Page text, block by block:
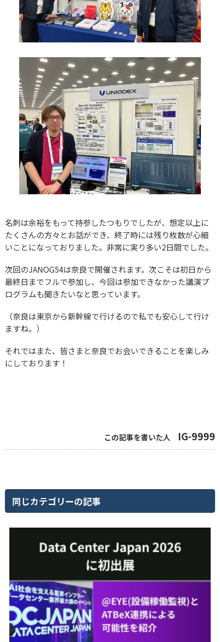
名刺は余裕をもって持参したつもりでしたが、想定以上に
たくさんの方々とお話ができ、終了時には残り枚数が心細
いことになっておりました。非常に実り多い2日間でした。
次回のJANOG54は奈良で開催されます。次こそは初日から
最終日までフルで参加し、今回は参加できなかった講演プ
ログラムも聞きたいなと思っています。
（奈良は東京から新幹線で行けるので私でも安心して行け
ますね。）
それではまた、皆さまと奈良でお会いできることを楽しみ
にしております！
この記事を書いた人 IG-9999
同じカテゴリーの記事